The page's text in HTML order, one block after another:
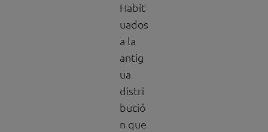
Habit
uados
a la
antig
ua
distri
bució
n que